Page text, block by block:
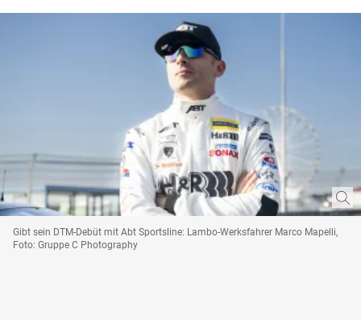
Gibt sein DTM-Debüt mit Abt Sportsline: Lambo-Werksfahrer Marco Mapelli,
Foto: Gruppe C Photography